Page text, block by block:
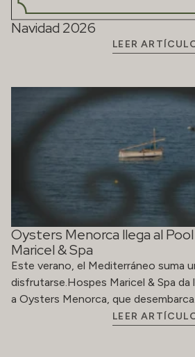
Navidad 2026
LEER
Oysters Menorca llega al
Maricel & Spa
Este verano, el Mediterráneo suma
disfrutarse.Hospes Maricel & Spa da
a Oysters Menorca, que desembarca…
LEER